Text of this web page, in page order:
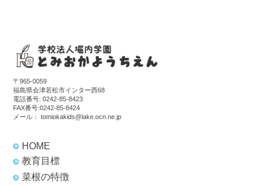
〒965-0059
福島県会津若松市インター西68
電話番号:0242-85-8423
FAX番号:0242-85-8424
メール：tomiokakids@lake.ocn.ne.jp
HOME
教育目標
菜根の特徴